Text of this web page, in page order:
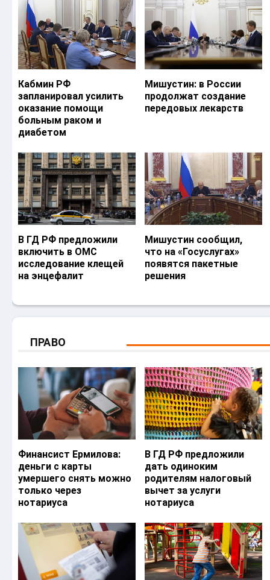
Кабмин РФ
запланировал усилить
оказание помощи
больным раком и
диабетом
Мишустин: в России
продолжат создание
передовых лекарств
В ГД РФ предложили
включить в ОМС
исследование клещей
на энцефалит
Мишустин сообщил,
что на «Госуслугах»
появятся пакетные
решения
ПРАВО
Финансист Ермилова:
деньги с карты
умершего снять можно
только через
нотариуса
В ГД РФ предложили
дать одиноким
родителям налоговый
вычет за услуги
нотариуса